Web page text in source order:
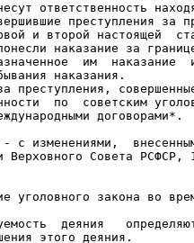
ответственность
преступления за
и второй настоящей
наказание за
им  наказание
преступления,
по  советским
с изменениями,
Верховного Совета
уголовного закона во
деяния